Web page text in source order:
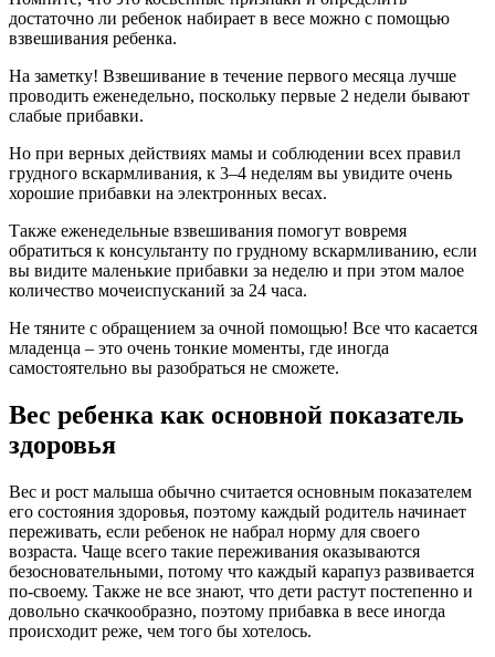
достаточно ли ребенок набирает в весе можно с помощью
взвешивания ребенка.
На заметку! Взвешивание в течение первого месяца лучше
проводить еженедельно, поскольку первые 2 недели бывают
слабые прибавки.
Но при верных действиях мамы и соблюдении всех правил
грудного вскармливания, к 3–4 неделям вы увидите очень
хорошие прибавки на электронных весах.
Также еженедельные взвешивания помогут вовремя
обратиться к консультанту по грудному вскармливанию, если
вы видите маленькие прибавки за неделю и при этом малое
количество мочеиспусканий за 24 часа.
Не тяните с обращением за очной помощью! Все что касается
младенца – это очень тонкие моменты, где иногда
самостоятельно вы разобраться не сможете.
Вес ребенка как основной показатель
здоровья
Вес и рост малыша обычно считается основным показателем
его состояния здоровья, поэтому каждый родитель начинает
переживать, если ребенок не набрал норму для своего
возраста. Чаще всего такие переживания оказываются
безосновательными, потому что каждый карапуз развивается
по-своему. Также не все знают, что дети растут постепенно и
довольно скачкообразно, поэтому прибавка в весе иногда
происходит реже, чем того бы хотелось.